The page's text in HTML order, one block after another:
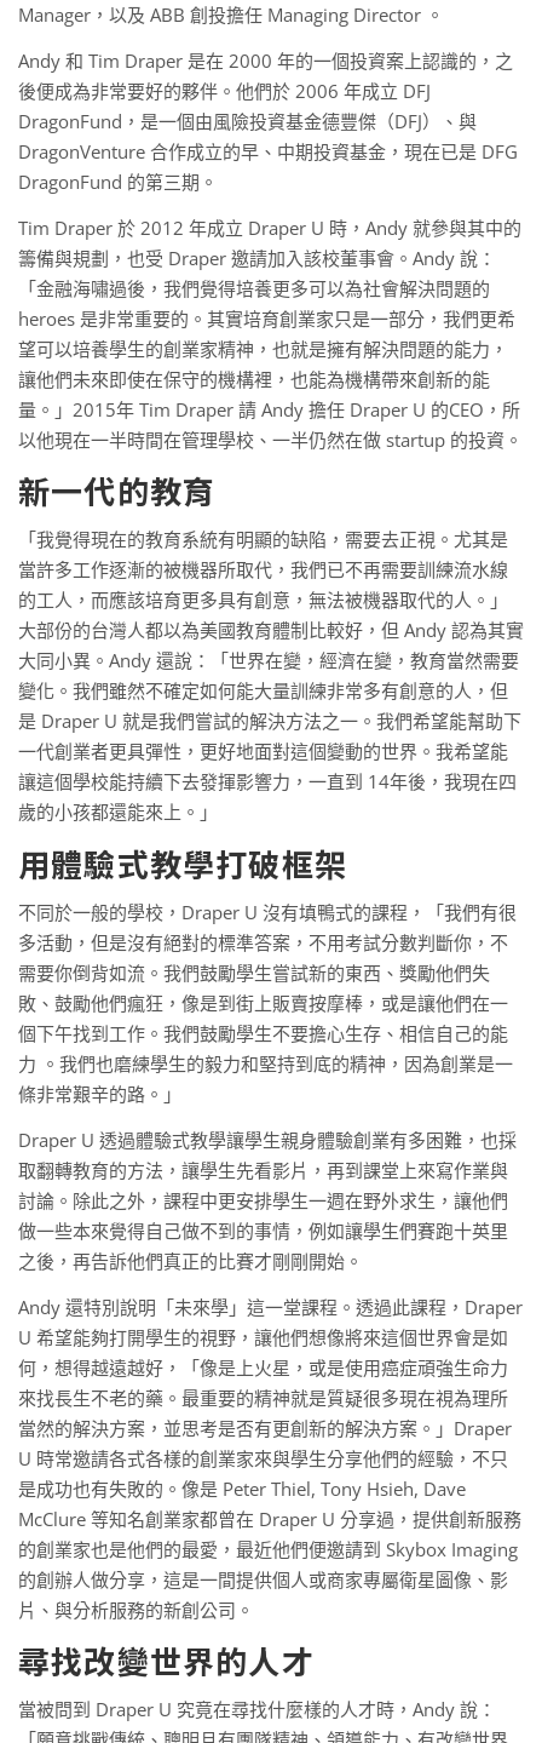
Manager，以及 ABB 創投擔任 Managing Director 。
Andy 和 Tim Draper 是在 2000 年的一個投資案上認識的，之
後便成為非常要好的夥伴。他們於 2006 年成立 DFJ
DragonFund，是一個由風險投資基金德豐傑（DFJ）、與
DragonVenture 合作成立的早、中期投資基金，現在已是 DFG
DragonFund 的第三期。
Tim Draper 於 2012 年成立 Draper U 時，Andy 就參與其中的
籌備與規劃，也受 Draper 邀請加入該校董事會。Andy 說：
「金融海嘯過後，我們覺得培養更多可以為社會解決問題的
heroes 是非常重要的。其實培育創業家只是一部分，我們更希
望可以培養學生的創業家精神，也就是擁有解決問題的能力，
讓他們未來即使在保守的機構裡，也能為機構帶來創新的能
量。」2015年 Tim Draper 請 Andy 擔任 Draper U 的CEO，所
以他現在一半時間在管理學校、一半仍然在做 startup 的投資。
新一代的教育
「我覺得現在的教育系統有明顯的缺陷，需要去正視。尤其是
當許多工作逐漸的被機器所取代，我們已不再需要訓練流水線
的工人，而應該培育更多具有創意，無法被機器取代的人。」
大部份的台灣人都以為美國教育體制比較好，但 Andy 認為其實
大同小異。Andy 還說：「世界在變，經濟在變，教育當然需要
變化。我們雖然不確定如何能大量訓練非常多有創意的人，但
是 Draper U 就是我們嘗試的解決方法之一。我們希望能幫助下
一代創業者更具彈性，更好地面對這個變動的世界。我希望能
讓這個學校能持續下去發揮影響力，一直到 14年後，我現在四
歲的小孩都還能來上。」
用體驗式教學打破框架
不同於一般的學校，Draper U 沒有填鴨式的課程，「我們有很
多活動，但是沒有絕對的標準答案，不用考試分數判斷你，不
需要你倒背如流。我們鼓勵學生嘗試新的東西、獎勵他們失
敗、鼓勵他們瘋狂，像是到街上販賣按摩棒，或是讓他們在一
個下午找到工作。我們鼓勵學生不要擔心生存、相信自己的能
力 。我們也磨練學生的毅力和堅持到底的精神，因為創業是一
條非常艱辛的路。」
Draper U 透過體驗式教學讓學生親身體驗創業有多困難，也採
取翻轉教育的方法，讓學生先看影片，再到課堂上來寫作業與
討論。除此之外，課程中更安排學生一週在野外求生，讓他們
做一些本來覺得自己做不到的事情，例如讓學生們賽跑十英里
之後，再告訴他們真正的比賽才剛剛開始。
Andy 還特別說明「未來學」這一堂課程。透過此課程，Draper
U 希望能夠打開學生的視野，讓他們想像將來這個世界會是如
何，想得越遠越好，「像是上火星，或是使用癌症頑強生命力
來找長生不老的藥。最重要的精神就是質疑很多現在視為理所
當然的解決方案，並思考是否有更創新的解決方案。」Draper
U 時常邀請各式各樣的創業家來與學生分享他們的經驗，不只
是成功也有失敗的。像是 Peter Thiel, Tony Hsieh, Dave
McClure 等知名創業家都曾在 Draper U 分享過，提供創新服務
的創業家也是他們的最愛，最近他們便邀請到 Skybox Imaging
的創辦人做分享，這是一間提供個人或商家專屬衛星圖像、影
片、與分析服務的新創公司。
尋找改變世界的人才
當被問到 Draper U 究竟在尋找什麼樣的人才時，Andy 說：